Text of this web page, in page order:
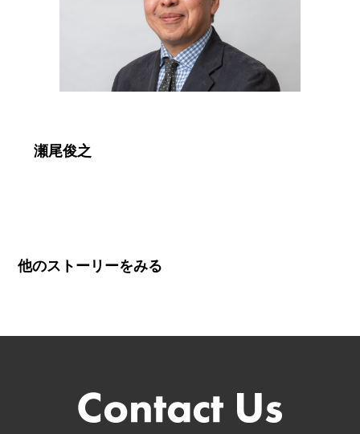
瀬尾俊之
他のストーリーをみる